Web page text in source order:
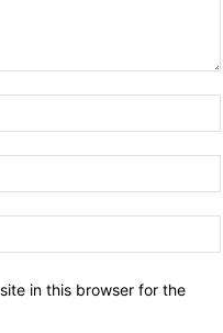
in this browser for the